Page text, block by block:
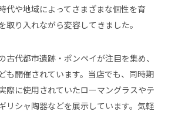
代や地域によってさまざまな個性を育
取り入れながら変容してきました。
古代都市遺跡・ポンペイが注目を集め、
も開催されています。当店でも、同時期
際に使用されていたローマングラスやテ
リシャ陶器などを展示しています。気軽